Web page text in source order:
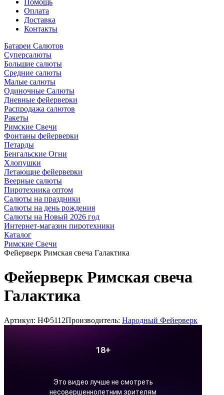
Помощь
Оплата
Доставка
Контакты
Батареи Салютов
Суперсалюты
Большие салюты
Средние салюты
Малые салюты
Одиночные Салюты
Дневные фейерверки
Распродажа салютов
Ракеты
Римские Свечи
Фонтаны фейерверки
Петарды
Бенгальские Огни
Хлопушки
Летающие фейерверки
Веерные салюты
Пиротехника оптом
Салюты на праздники
Салюты на день рождения
Салюты на Новый 2026 год
Интернет-магазин пиротехники
Каталог
Римские Свечи
Фейерверк Римская свеча Галактика
Фейерверк Римская свеча
Галактика
Артикул: НФ5112Производитель: Народный Фейерверк